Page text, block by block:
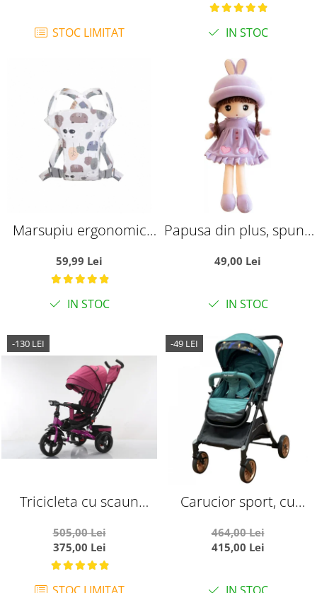
STOC LIMITAT IN STOC
Marsupiu ergonomic
bebelusi, Frunze si
Ursuleti, gri
59,99 Lei
IN STOC
Papusa din plus, spune
mov
49,00 Lei
IN STOC
-130 LEI
Tricicleta cu scaun
somn, SL02 - Mov
505,00 Lei
375,00 Lei
-49 LEI
Carucior sport, cu
si troler, T700 For Angel,
Verde
464,00 Lei
415,00 Lei